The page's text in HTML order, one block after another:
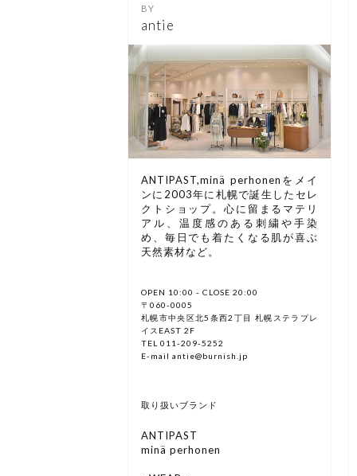
antie
ANTIPAST,minä perhonenをメイ
ンに2003年に札幌で誕生したセレ
クトショップ。心に留まるマテリ
アル、温度感のある刺繍や手染
め、毎日でも着たくなる肌が喜ぶ
天然素材など。
OPEN 10:00 - CLOSE 20:00
〒060-0005
札幌市中央区北5条西2丁目 札幌ステラプレ
イスEAST 2F
TEL 011-209-5252
E-mail antie@burnish.jp
取り扱いブランド
ANTIPAST
minä perhonen